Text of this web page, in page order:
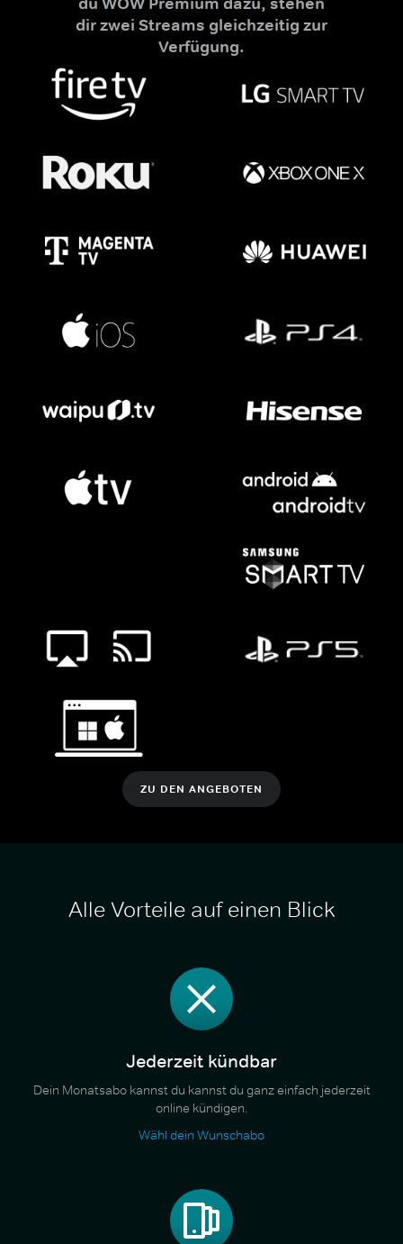
dir zwei Streams gleichzeitig zur
Verfügung.
ZU DEN ANGEBOTEN
Alle Vorteile auf einen Blick
Jederzeit kündbar
Dein Monatsabo kannst du kannst du ganz einfach jederzeit
online kündigen.
Wähl dein Wunschabo